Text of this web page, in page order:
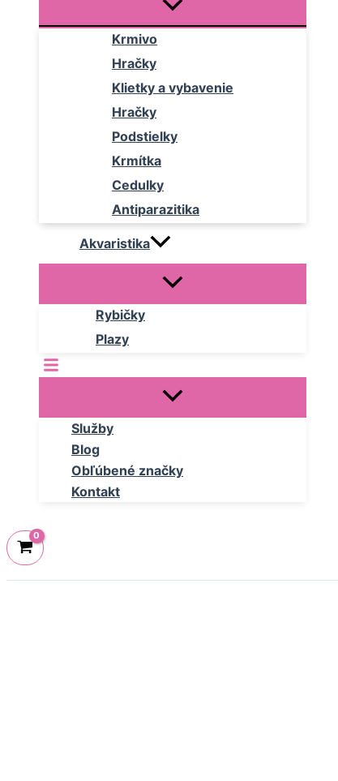
Krmivo
Hračky
Klietky a vybavenie
Hračky
Podstielky
Krmítka
Cedulky
Antiparazitika
Akvaristika
Rybičky
Plazy
Služby
Blog
Obľúbené značky
Kontakt